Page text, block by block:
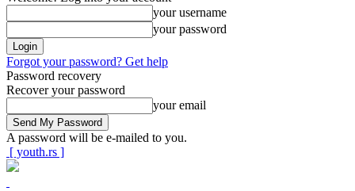
your username
your password
Forgot your password? Get help
Password recovery
Recover your password
your email
A password will be e-mailed to you.
[ youth.rs ]